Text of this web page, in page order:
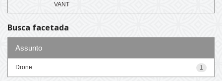
VANT
Busca facetada
Assunto
1
Drone